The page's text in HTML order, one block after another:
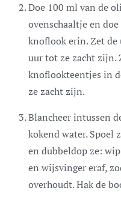
Doe 100 ml van de
ovenschaaltje en
knoflook erin. Zet de
uur tot ze zacht zijn.
knoflookteentjes in
ze zacht zijn.
Blancheer intussen
kokend water. Spoel
en dubbeldop ze:
en wijsvinger eraf,
overhoudt. Hak de